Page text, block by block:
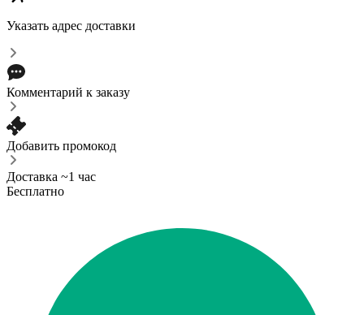
Указать адрес доставки
Комментарий к заказу
Добавить промокод
Доставка ~1 час
Бесплатно